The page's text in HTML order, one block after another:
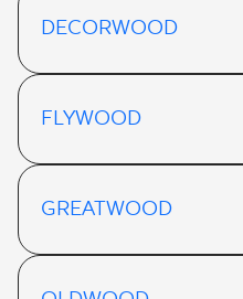
DECORWOOD
FLYWOOD
GREATWOOD